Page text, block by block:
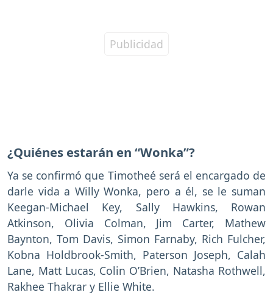
¿Quiénes estarán en “Wonka”?
Ya se confirmó que Timotheé será el encargado de
darle vida a Willy Wonka, pero a él, se le suman
Keegan-Michael Key, Sally Hawkins, Rowan
Atkinson, Olivia Colman, Jim Carter, Mathew
Baynton, Tom Davis, Simon Farnaby, Rich Fulcher,
Kobna Holdbrook-Smith, Paterson Joseph, Calah
Lane, Matt Lucas, Colin O’Brien, Natasha Rothwell,
Rakhee Thakrar y Ellie White.